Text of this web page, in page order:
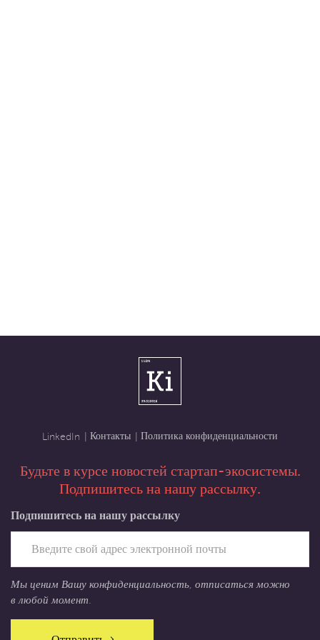
LinkedIn Контакты Политика конфиденциальности
Будьте в курсе новостей стартап-экосистемы.
Подпишитесь на нашу рассылку.
Подпишитесь на нашу рассылку
Мы ценим Вашу конфиденциальность, отписаться можно
в любой момент.